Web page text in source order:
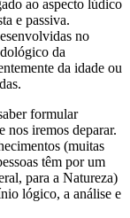
ao aspecto lúdico
e passiva.
no
da
da idade ou
formular
nos iremos deparar.
(muitas
têm por um
para a Natureza)
lógico, a análise e